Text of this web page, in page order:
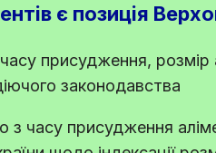
є позиція
присудження, розмір
законодавства
часу присудження